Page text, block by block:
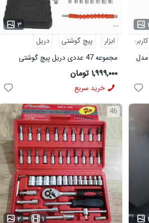
کاربردی
جعبه ابزار چراغ قوه دار BS TOOLS مدل
۳
...
ابزار
پیچ گوشتی
دریل
مجموعه 47 عددی دریل پیچ گوشتی
شارژی مدل 43765
۱,۹۹۹,۰۰۰ تومان
خرید سریع
46
۲ ۱ ...